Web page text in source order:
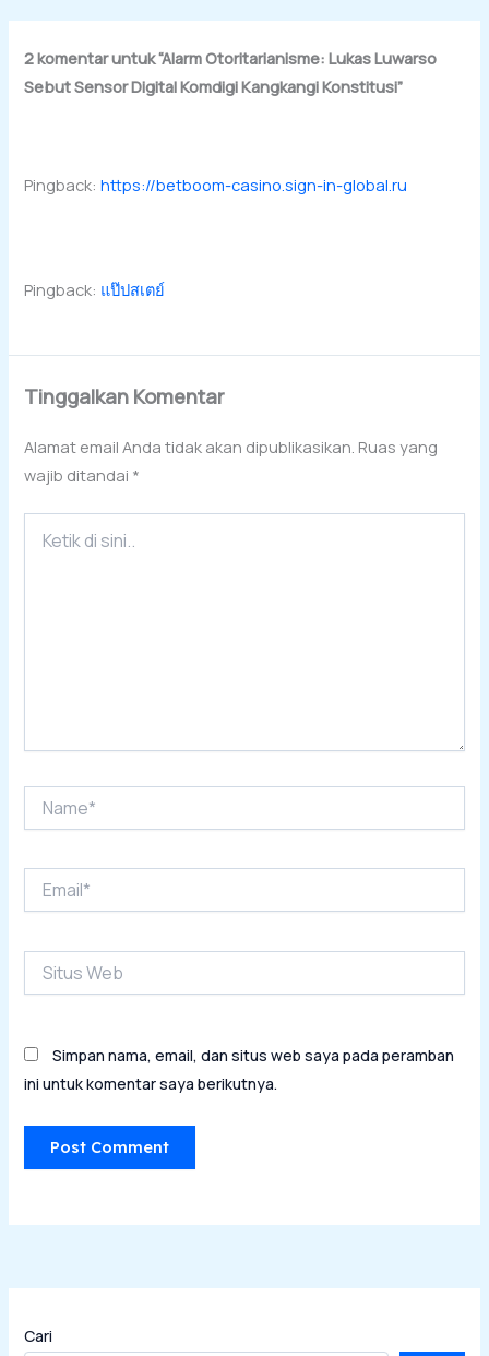
2 komentar untuk “Alarm Otoritarianisme: Lukas Luwarso
Sebut Sensor Digital Komdigi Kangkangi Konstitusi”
Pingback:https://betboom-casino.sign-in-global.ru
Pingback: แป๊ปสเตย์
Tinggalkan Komentar
Alamat email Anda tidak akan dipublikasikan. Ruas yang
wajib ditandai *
Web
Simpan nama, email, dan situs web saya pada peramban
ini untuk komentar saya berikutnya.
Cari